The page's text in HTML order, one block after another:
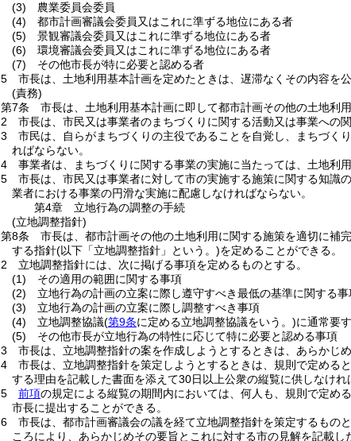
(3)
農業委員会委員
(4)
都市計画審議会委員又はこれに準ずる地位にある者
(5)
景観審議会委員又はこれに準ずる地位にある者
(6)
環境審議会委員又はこれに準ずる地位にある者
(7)
その他市長が特に必要と認める者
5
市長は、土地利用基本計画を定めたときは、遅滞なくその内容を
(責務)
第7条
市長は、土地利用基本計画に即して都市計画その他の土地利
2
市長は、市民又は事業者のまちづくりに関する活動又は事業への
3
市民は、自らがまちづくりの主役であることを自覚し、まちづく
ればならない。
4
事業者は、まちづくりに関する事業の実施に当たっては、土地利
5
市長は、市民又は事業者に対して市の実施する施策に関する知識
業者における事業の円滑な実施に配慮しなければならない。
第4章
立地行為の調整の手続
(立地調整指針)
第8条
市長は、都市計画その他の土地利用に関する施策を適切に補
する指針(以下「立地調整指針」という。)を定めることができる。
2
立地調整指針には、次に掲げる事項を定めるものとする。
(1)
その適用の範囲に関する事項
(2)
立地行為の計画の立案に際し遵守すべき最低の基準に関する事
(3)
立地行為の計画の立案に際し調整すべき事項
(4)
立地調整協議(第9条に定める立地調整協議をいう。)に通常要
(5)
その他市長が立地行為の特性に応じて特に必要と認める事項
3
市長は、立地調整指針の案を作成しようとするときは、あらかじ
4
市長は、立地調整指針を策定しようとするときは、規則で定める
する理由を記載した書面を添えて30日以上公衆の縦覧に供しなけれ
5
前項の規定による縦覧の期間内においては、何人も、規則で定め
市長に提出することができる。
6
市長は、都市計画審議会の議を経て立地調整指針を策定するものと
ころにより、あらかじめその要旨とこれに対する市の見解を記載し